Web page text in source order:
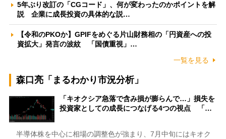
5年ぶり改訂の「CGコード」、何が変わったのかポイントを解
説 企業に成長投資の具体的な説…
【令和のPKOか】GPIFをめぐる片山財務相の「円資産への投
資拡大」発言の波紋 「国債重視」…
一覧を見る
森口亮「まるわかり市況分析」
「キオクシア急落で含み損が膨らんで…」損失を
投資家としての成長につなげる4つの視点 「…
半導体株を中心に相場の調整色が強まり、7月中旬にはキオク